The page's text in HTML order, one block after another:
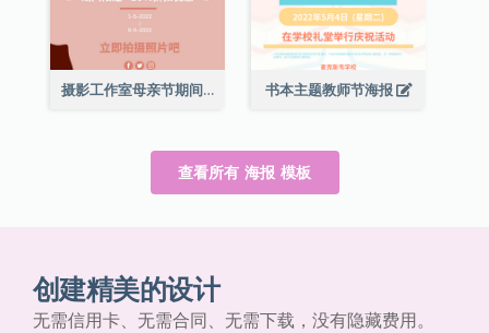
摄影工作室母亲节期间限定优惠宣传海报 书本主题教师节海报
查看所有 海报 模板
创建精美的设计
无需信用卡、无需合同、无需下载，没有隐藏费用。